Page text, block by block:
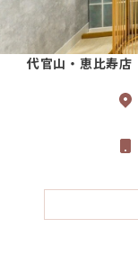
代官山・恵比寿店